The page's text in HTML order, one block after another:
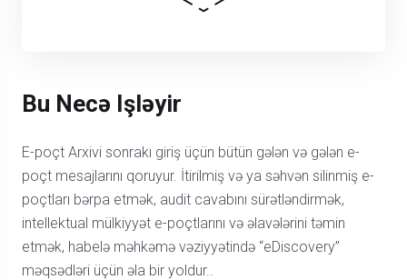
Bu Necə Işləyir
E-poçt Arxivi sonrakı giriş üçün bütün gələn və gələn e-
poçt mesajlarını qoruyur. İtirilmiş və ya səhvən silinmiş e-
poçtları bərpa etmək, audit cavabını sürətləndirmək,
intellektual mülkiyyət e-poçtlarını və əlavələrini təmin
etmək, habelə məhkəmə vəziyyətində “eDiscovery”
məqsədləri üçün əla bir yoldur..